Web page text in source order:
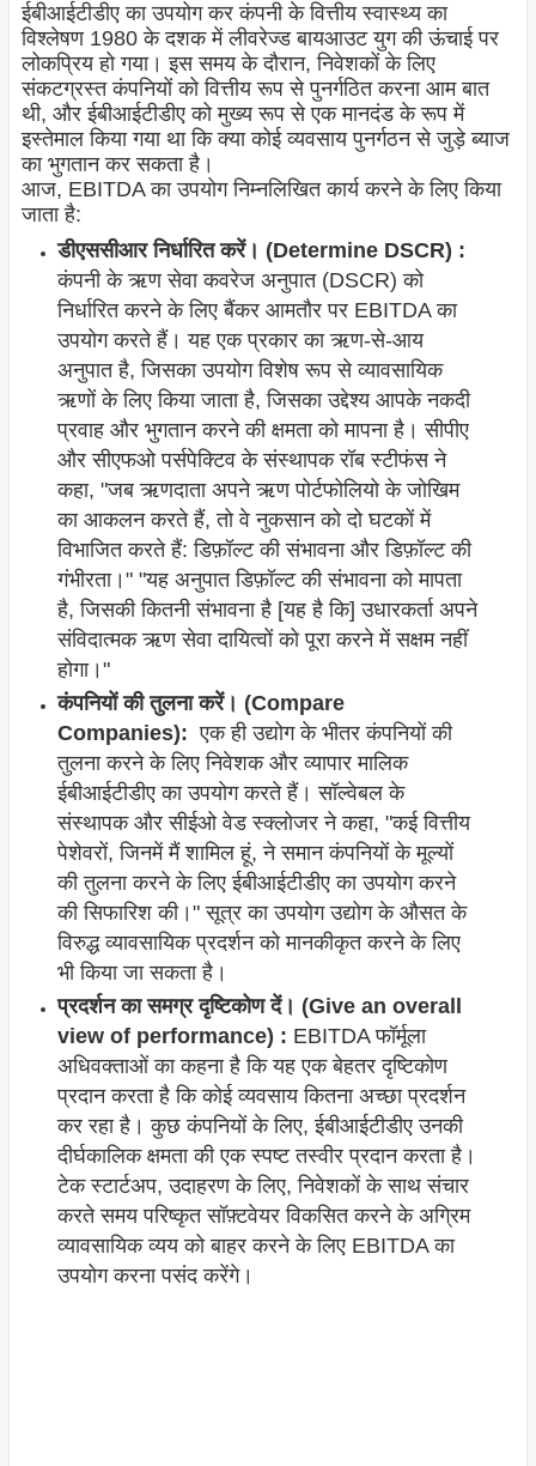
ईबीआईटीडीए का उपयोग कर कंपनी के वित्तीय स्वास्थ्य का
विश्लेषण 1980 के दशक में लीवरेज्ड बायआउट युग की ऊंचाई पर
लोकप्रिय हो गया। इस समय के दौरान, निवेशकों के लिए
संकटग्रस्त कंपनियों को वित्तीय रूप से पुनर्गठित करना आम बात
थी, और ईबीआईटीडीए को मुख्य रूप से एक मानदंड के रूप में
इस्तेमाल किया गया था कि क्या कोई व्यवसाय पुनर्गठन से जुड़े ब्याज
का भुगतान कर सकता है।
आज, EBITDA का उपयोग निम्नलिखित कार्य करने के लिए किया
जाता है:
डीएससीआर निर्धारित करें। (Determine DSCR) :
कंपनी के ऋण सेवा कवरेज अनुपात (DSCR) को
निर्धारित करने के लिए बैंकर आमतौर पर EBITDA का
उपयोग करते हैं। यह एक प्रकार का ऋण-से-आय
अनुपात है, जिसका उपयोग विशेष रूप से व्यावसायिक
ऋणों के लिए किया जाता है, जिसका उद्देश्य आपके नकदी
प्रवाह और भुगतान करने की क्षमता को मापना है। सीपीए
और सीएफओ पर्सपेक्टिव के संस्थापक रॉब स्टीफंस ने
कहा, "जब ऋणदाता अपने ऋण पोर्टफोलियो के जोखिम
का आकलन करते हैं, तो वे नुकसान को दो घटकों में
विभाजित करते हैं: डिफ़ॉल्ट की संभावना और डिफ़ॉल्ट की
गंभीरता।" "यह अनुपात डिफ़ॉल्ट की संभावना को मापता
है, जिसकी कितनी संभावना है [यह है कि] उधारकर्ता अपने
संविदात्मक ऋण सेवा दायित्वों को पूरा करने में सक्षम नहीं
होगा।"
कंपनियों की तुलना करें। (Compare
Companies): एक ही उद्योग के भीतर कंपनियों की
तुलना करने के लिए निवेशक और व्यापार मालिक
ईबीआईटीडीए का उपयोग करते हैं। सॉल्वेबल के
संस्थापक और सीईओ वेड स्क्लोजर ने कहा, "कई वित्तीय
पेशेवरों, जिनमें मैं शामिल हूं, ने समान कंपनियों के मूल्यों
की तुलना करने के लिए ईबीआईटीडीए का उपयोग करने
की सिफारिश की।" सूत्र का उपयोग उद्योग के औसत के
विरुद्ध व्यावसायिक प्रदर्शन को मानकीकृत करने के लिए
भी किया जा सकता है।
प्रदर्शन का समग्र दृष्टिकोण दें। (Give an overall
view of performance) : EBITDA फॉर्मूला
अधिवक्ताओं का कहना है कि यह एक बेहतर दृष्टिकोण
प्रदान करता है कि कोई व्यवसाय कितना अच्छा प्रदर्शन
कर रहा है। कुछ कंपनियों के लिए, ईबीआईटीडीए उनकी
दीर्घकालिक क्षमता की एक स्पष्ट तस्वीर प्रदान करता है।
टेक स्टार्टअप, उदाहरण के लिए, निवेशकों के साथ संचार
करते समय परिष्कृत सॉफ़्टवेयर विकसित करने के अग्रिम
व्यावसायिक व्यय को बाहर करने के लिए EBITDA का
उपयोग करना पसंद करेंगे।